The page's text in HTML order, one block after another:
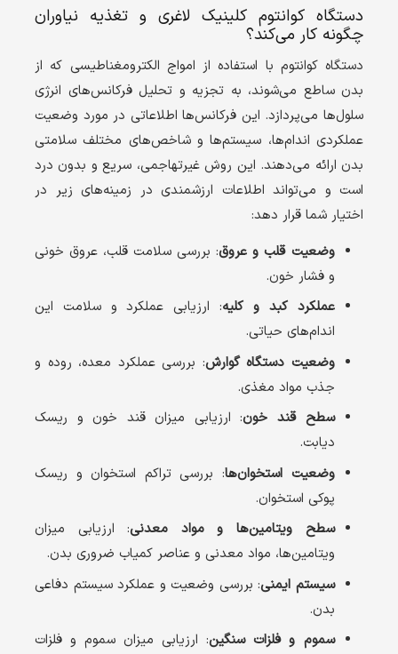
دستگاه کوانتوم کلینیک لاغری و تغذیه نیاوران
چگونه کار می‌کند؟
دستگاه کوانتوم با استفاده از امواج الکترومغناطیسی که از
بدن ساطع می‌شوند، به تجزیه و تحلیل فرکانس‌های انرژی
سلول‌ها می‌پردازد. این فرکانس‌ها اطلاعاتی در مورد وضعیت
عملکردی اندام‌ها، سیستم‌ها و شاخص‌های مختلف سلامتی
بدن ارائه می‌دهند. این روش غیرتهاجمی، سریع و بدون درد
است و می‌تواند اطلاعات ارزشمندی در زمینه‌های زیر در
اختیار شما قرار دهد:
وضعیت قلب و عروق: بررسی سلامت قلب، عروق خونی
و فشار خون.
عملکرد کبد و کلیه: ارزیابی عملکرد و سلامت این
اندام‌های حیاتی.
وضعیت دستگاه گوارش: بررسی عملکرد معده، روده و
جذب مواد مغذی.
سطح قند خون: ارزیابی میزان قند خون و ریسک
دیابت.
وضعیت استخوان‌ها: بررسی تراکم استخوان و ریسک
پوکی استخوان.
سطح ویتامین‌ها و مواد معدنی: ارزیابی میزان
ویتامین‌ها، مواد معدنی و عناصر کمیاب ضروری بدن.
سیستم ایمنی: بررسی وضعیت و عملکرد سیستم دفاعی
بدن.
سموم و فلزات سنگین: ارزیابی میزان سموم و فلزات